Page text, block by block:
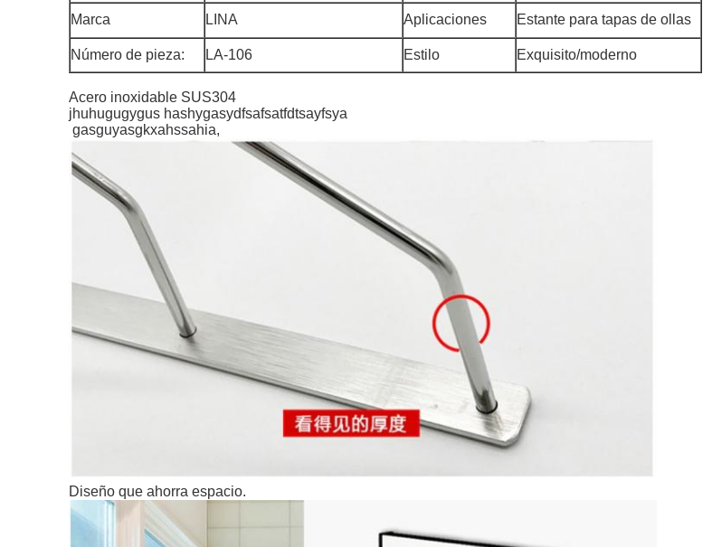
Marca LINA Aplicaciones Estante para tapas de ollas
Número de pieza: LA-106 Estilo Exquisito/moderno
Acero inoxidable SUS304
jhuhugugygus hashygasydfsafsatfdtsayfsya
gasguyasgkxahssahia,
Diseño que ahorra espacio.